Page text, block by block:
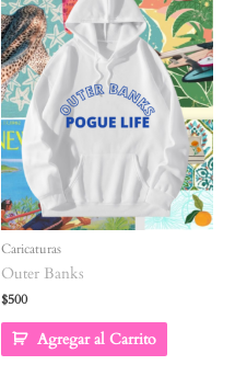
Caricaturas
Outer Banks
$500
Agregar al Carrito